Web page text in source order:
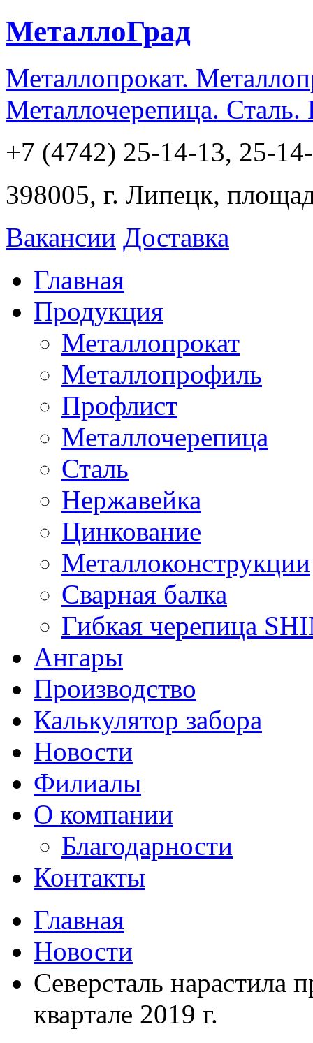
МеталлоГрад
Металлопрокат.
Металлочерепица.
+7 (4742) 25-14-13, 25-
398005, г. Липецк,
Вакансии Доставка
Главная
Продукция
Металлопрокат
Металлопрофиль
Профлист
Металлочерепица
Сталь
Нержавейка
Цинкование
Металлоконструкции
Сварная балка
Гибкая черепица
Ангары
Производство
Калькулятор забора
Новости
Филиалы
О компании
Благодарности
Контакты
Главная
Новости
Северсталь нарастила
квартале 2019 г.